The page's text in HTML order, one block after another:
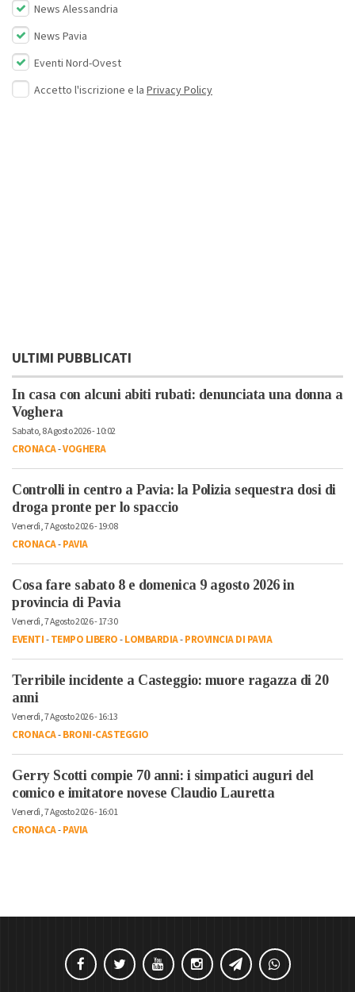
News Alessandria
News Pavia
Eventi Nord-Ovest
Accetto l'iscrizione e la Privacy Policy
ULTIMI PUBBLICATI
In casa con alcuni abiti rubati: denunciata una donna a
Voghera
Sabato, 8 Agosto 2026 - 10:02
CRONACA-VOGHERA
Controlli in centro a Pavia: la Polizia sequestra dosi di
droga pronte per lo spaccio
Venerdì, 7 Agosto 2026 - 19:08
CRONACA-PAVIA
Cosa fare sabato 8 e domenica 9 agosto 2026 in
provincia di Pavia
Venerdì, 7 Agosto 2026 - 17:30
EVENTI-TEMPO LIBERO-LOMBARDIA-PROVINCIA DI PAVIA
Terribile incidente a Casteggio: muore ragazza di 20
anni
Venerdì, 7 Agosto 2026 - 16:13
CRONACA-BRONI-CASTEGGIO
Gerry Scotti compie 70 anni: i simpatici auguri del
comico e imitatore novese Claudio Lauretta
Venerdì, 7 Agosto 2026 - 16:01
CRONACA-PAVIA